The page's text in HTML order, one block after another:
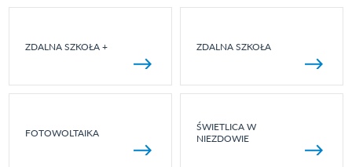
ZDALNA SZKOŁA + ZDALNA SZKOŁA
FOTOWOLTAIKA
ŚWIETLICA W
NIEZDOWIE